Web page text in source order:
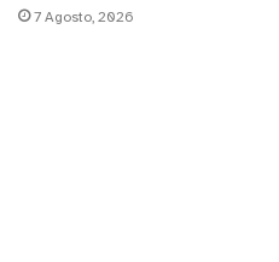
7 Agosto, 2026